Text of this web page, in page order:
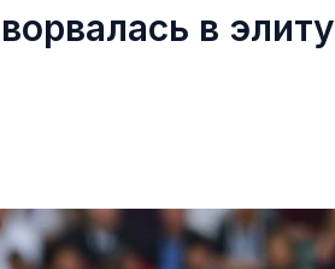
в элиту